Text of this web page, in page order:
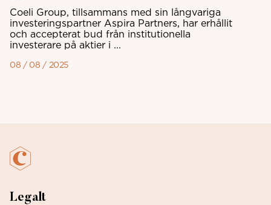
Coeli Group, tillsammans med sin långvariga
investeringspartner Aspira Partners, har erhållit
och accepterat bud från institutionella
investerare på aktier i ...
08 / 08 / 2025
Legalt